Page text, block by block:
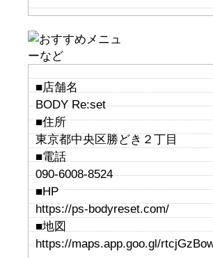
■店舗名
BODY Re:set
■住所
東京都中央区勝どき２丁目
■電話
090-6008-8524
■HP
https://ps-bodyreset.com/
■地図
https://maps.app.goo.gl/